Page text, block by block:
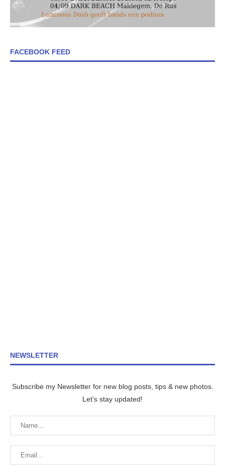
FACEBOOK FEED
NEWSLETTER
Subscribe my Newsletter for new blog posts, tips & new photos.
Let's stay updated!